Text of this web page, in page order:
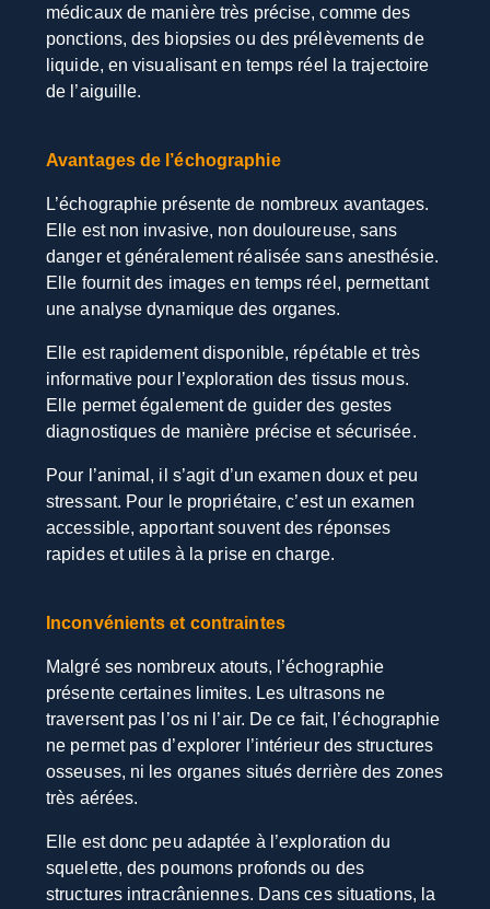
médicaux de manière très précise, comme des
ponctions, des biopsies ou des prélèvements de
liquide, en visualisant en temps réel la trajectoire
de l’aiguille.
Avantages de l’échographie
L’échographie présente de nombreux avantages.
Elle est non invasive, non douloureuse, sans
danger et généralement réalisée sans anesthésie.
Elle fournit des images en temps réel, permettant
une analyse dynamique des organes.
Elle est rapidement disponible, répétable et très
informative pour l’exploration des tissus mous.
Elle permet également de guider des gestes
diagnostiques de manière précise et sécurisée.
Pour l’animal, il s’agit d’un examen doux et peu
stressant. Pour le propriétaire, c’est un examen
accessible, apportant souvent des réponses
rapides et utiles à la prise en charge.
Inconvénients et contraintes
Malgré ses nombreux atouts, l’échographie
présente certaines limites. Les ultrasons ne
traversent pas l’os ni l’air. De ce fait, l’échographie
ne permet pas d’explorer l’intérieur des structures
osseuses, ni les organes situés derrière des zones
très aérées.
Elle est donc peu adaptée à l’exploration du
squelette, des poumons profonds ou des
structures intracrâniennes. Dans ces situations, la